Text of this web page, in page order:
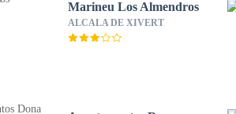
Marineu Los Almendros
ALCALA DE XIVERT